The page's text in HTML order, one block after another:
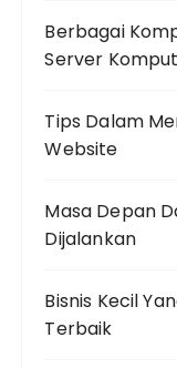
Berbagai
Server
Tips Dalam
Website
Masa Depan
Dijalankan
Bisnis Kecil
Terbaik